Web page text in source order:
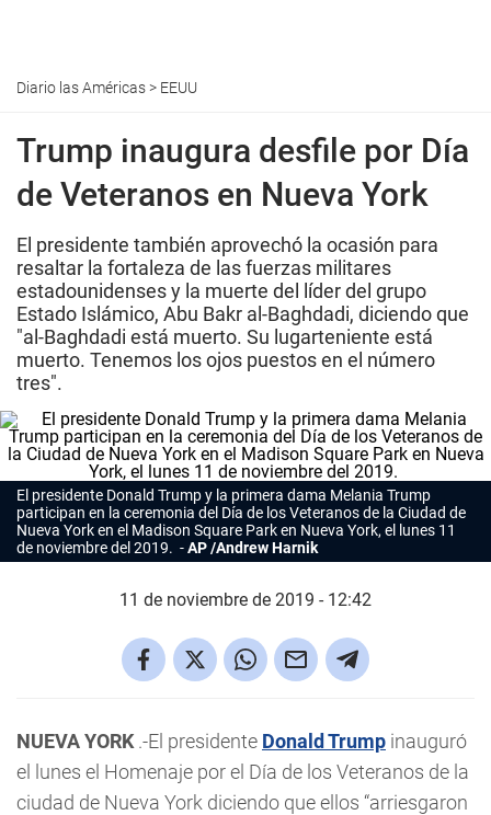
Diario las Américas> EEUU
Trump inaugura desfile por Día
de Veteranos en Nueva York
El presidente también aprovechó la ocasión para
resaltar la fortaleza de las fuerzas militares
estadounidenses y la muerte del líder del grupo
Estado Islámico, Abu Bakr al-Baghdadi, diciendo que
"al-Baghdadi está muerto. Su lugarteniente está
muerto. Tenemos los ojos puestos en el número
tres".
El presidente Donald Trump y la primera dama Melania Trump
participan en la ceremonia del Día de los Veteranos de la Ciudad de
Nueva York en el Madison Square Park en Nueva York, el lunes 11
de noviembre del 2019.
AP /Andrew Harnik
11 de noviembre de 2019 - 12:42
NUEVA YORK .-El presidente Donald Trump inauguró
el lunes el Homenaje por el Día de los Veteranos de la
ciudad de Nueva York diciendo que ellos “arriesgaron